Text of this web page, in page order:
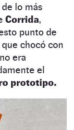
lo más
Corrida,
punto de
chocó con
era
el
prototipo.